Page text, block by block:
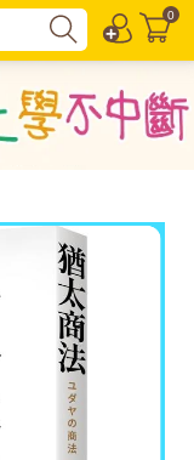
0